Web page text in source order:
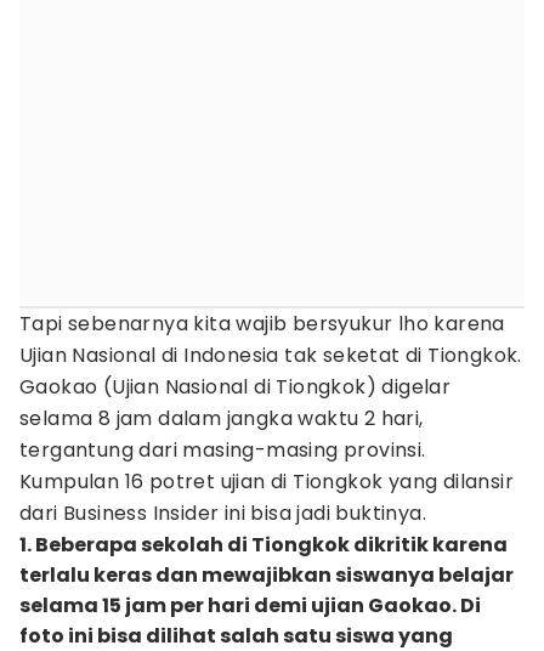
Tapi sebenarnya kita wajib bersyukur lho karena
Ujian Nasional di Indonesia tak seketat di Tiongkok.
Gaokao (Ujian Nasional di Tiongkok) digelar
selama 8 jam dalam jangka waktu 2 hari,
tergantung dari masing-masing provinsi.
Kumpulan 16 potret ujian di Tiongkok yang dilansir
dari Business Insider ini bisa jadi buktinya.
1. Beberapa sekolah di Tiongkok dikritik karena
terlalu keras dan mewajibkan siswanya belajar
selama 15 jam per hari demi ujian Gaokao. Di
foto ini bisa dilihat salah satu siswa yang